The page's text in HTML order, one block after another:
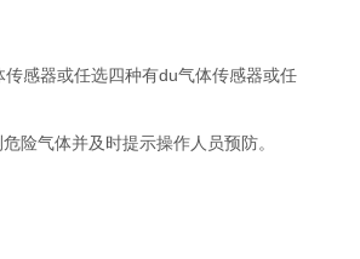
感器或任选四种有du气体传感器或任
险气体并及时提示操作人员预防。